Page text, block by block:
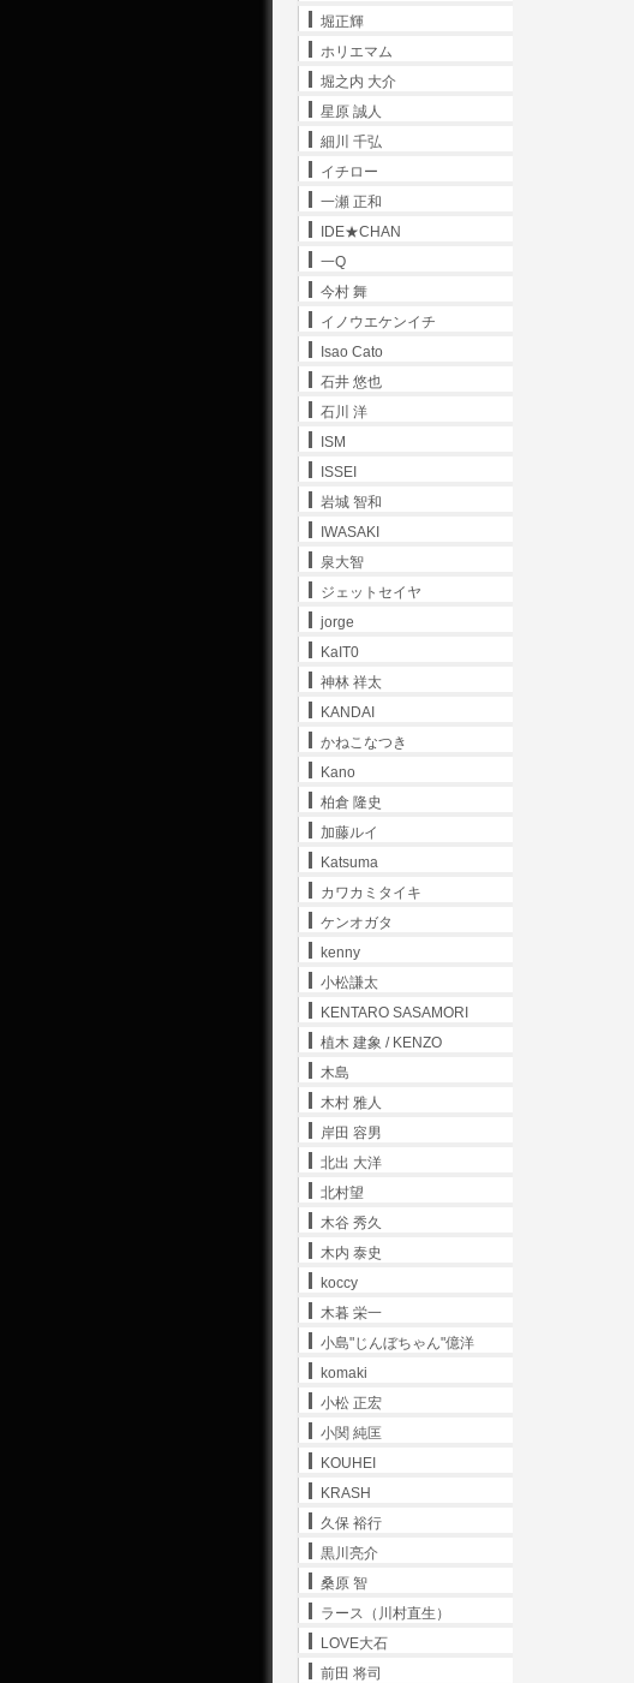
堀正輝
ホリエマム
堀之内 大介
星原 誠人
細川 千弘
イチロー
一瀬 正和
IDE★CHAN
一Q
今村 舞
イノウエケンイチ
Isao Cato
石井 悠也
石川 洋
ISM
ISSEI
岩城 智和
IWASAKI
泉大智
ジェットセイヤ
jorge
KaIT0
神林 祥太
KANDAI
かねこなつき
Kano
柏倉 隆史
加藤ルイ
Katsuma
カワカミタイキ
ケンオガタ
kenny
小松謙太
KENTARO SASAMORI
植木 建象 / KENZO
木島
木村 雅人
岸田 容男
北出 大洋
北村望
木谷 秀久
木内 泰史
koccy
木暮 栄一
小島"じんぼちゃん"億洋
komaki
小松 正宏
小関 純匡
KOUHEI
KRASH
久保 裕行
黒川亮介
桑原 智
ラース（川村直生）
LOVE大石
前田 将司